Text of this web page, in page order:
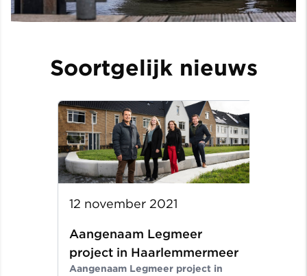
Soortgelijk nieuws
12 november 2021
Aangenaam Legmeer
project in Haarlemmermeer
Aangenaam Legmeer project in